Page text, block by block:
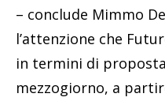
– conclude Mimmo
l’attenzione che
in termini di
mezzogiorno, a